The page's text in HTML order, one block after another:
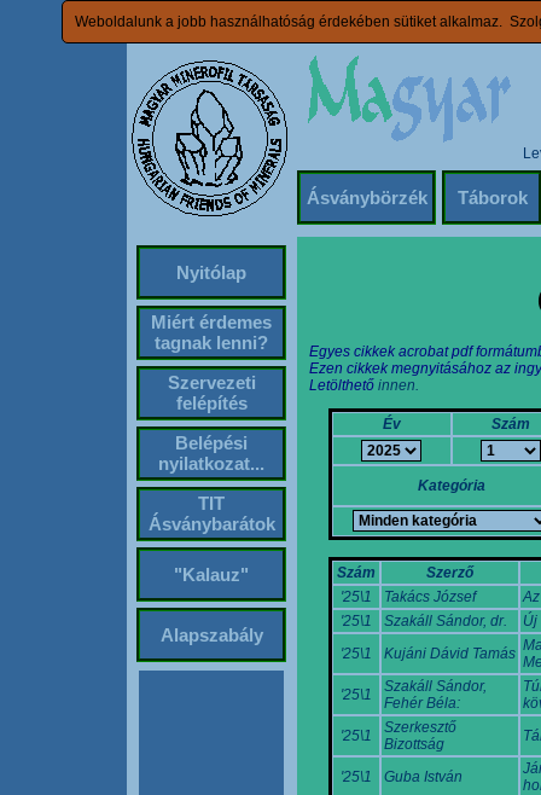
Weboldalunk a jobb használhatóság érdekében sütiket alkalmaz.
Ásványbörzék Táborok
Nyitólap
Miért érdemes
tagnak lenni?
Szervezeti
felépítés
Belépési
nyilatkozat...
TIT
Ásványbarátok
"Kalauz"
Alapszabály
Egyes cikkek acrobat pdf
Ezen cikkek megnyitásához az
Letölthető innen.
Év Szám
Kategória
Szám
Szerző
'25\1
Takács József
'25\1
Szakáll Sándor, dr.
Új
'25\1
Kujáni Dávid Tamás
'25\1
Szakáll Sándor,
Fehér Béla:
'25\1
Szerkesztő
Bizottság
'25\1 Guba István